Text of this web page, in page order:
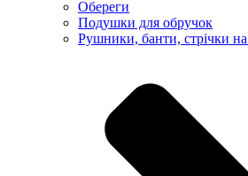
Обереги
Подушки для обручок
Рушники, банти, стрічки